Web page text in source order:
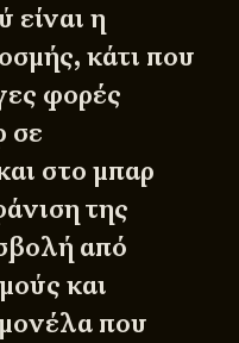
είναι η
κάτι που
φορές
σε
στο μπαρ
της
από
και
που